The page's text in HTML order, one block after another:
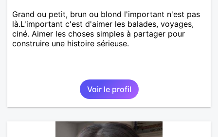
Grand ou petit, brun ou blond l'important n'est pas
là.L'important c'est d'aimer les balades, voyages,
ciné. Aimer les choses simples à partager pour
construire une histoire sérieuse.
Voir le profil